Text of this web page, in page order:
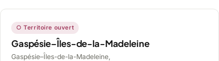
○ Territoire ouvert
Gaspésie–Îles-de-la-Madeleine
Gaspésie–Îles-de-la-Madeleine,